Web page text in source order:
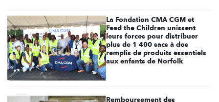
La Fondation CMA CGM et
Feed the Children unissent
leurs forces pour distribuer
plus de 1 400 sacs à dos
remplis de produits essentiels
aux enfants de Norfolk
Remboursement des